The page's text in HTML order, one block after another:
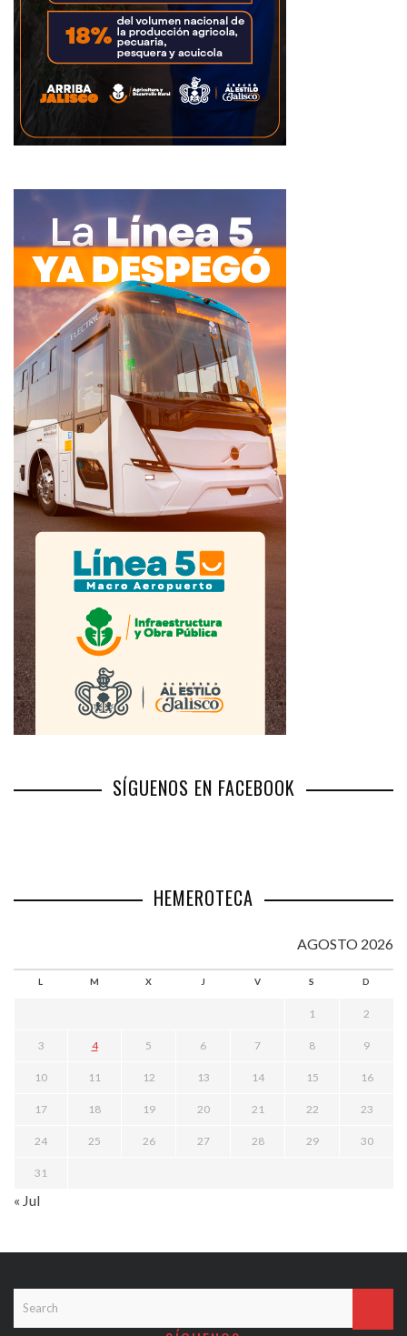
SÍGUENOS EN FACEBOOK
HEMEROTECA
AGOSTO 2026
L M X J V S D
1 2
3 4 5 6 7 8 9
10 11 12 13 14 15 16
17 18 19 20 21 22 23
24 25 26 27 28 29 30
31
« Jul